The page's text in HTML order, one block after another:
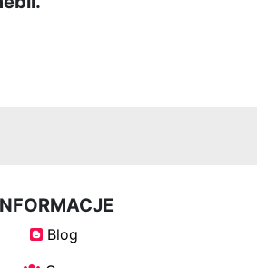
Blog